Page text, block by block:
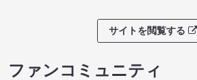
サイトを閲覧する
ファンコミュニティ